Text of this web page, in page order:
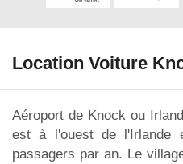
Location Voiture
Aéroport de Knock ou
est à l'ouest de l'Irlande
passagers par an. Le